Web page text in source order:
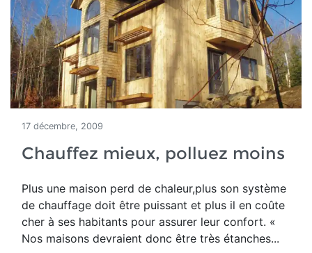
17 décembre, 2009
Chauffez mieux, polluez moins
Plus une maison perd de chaleur,plus son système
de chauffage doit être puissant et plus il en coûte
cher à ses habitants pour assurer leur confort. «
Nos maisons devraient donc être très étanches...